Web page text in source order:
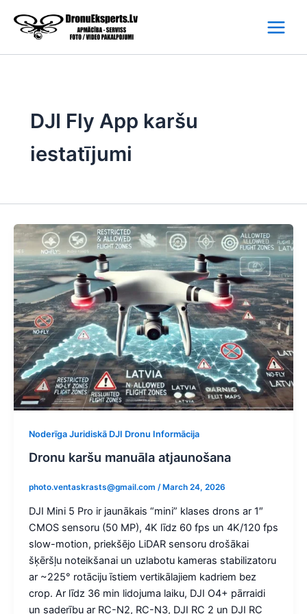
content
DJI Fly App karšu
iestatījumi
Noderīga Juridiskā DJI Dronu Informācija
Dronu karšu manuāla atjaunošana
photo.ventaskrasts@gmail.com / March 24, 2026
DJI Mini 5 Pro ir jaunākais “mini” klases drons ar 1″
CMOS sensoru (50 MP), 4K līdz 60 fps un 4K/120 fps
slow-motion, priekšējo LiDAR sensoru drošākai
šķēršļu noteikšanai un uzlabotu kameras stabilizatoru
ar ~225° rotāciju īstiem vertikālajiem kadriem bez
crop. Ar līdz 36 min lidojuma laiku, DJI O4+ pārraidi
un saderību ar RC-N2, RC-N3, DJI RC 2 un DJI RC